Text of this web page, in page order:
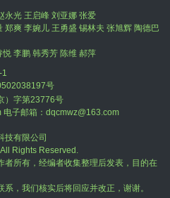
永光 王启峰 刘亚娜 张爱
爽 李婉儿 王勇盛 锡林夫 张旭辉 陶德巴
李鹏 韩秀芳 陈维 郝萍
1
号
）字第23776号
子邮箱：dqcmwz@163.com
技有限公司
Rights Reserved.
者所有，经编者收集整理后发表，目的在
，我们核实后将回应并改正，谢谢。